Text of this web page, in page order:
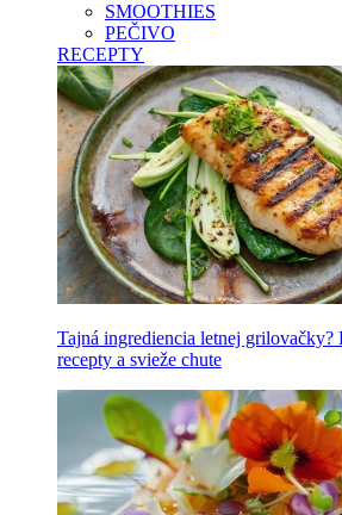
SMOOTHIES
PEČIVO
RECEPTY
Tajná ingrediencia letnej grilovačky?
recepty a svieže chute